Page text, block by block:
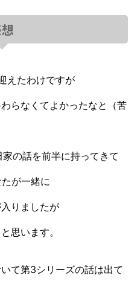
えたわけですが
らなくてよかったなと（苦
の話を前半に持ってきて
が一緒に
りましたが
思います。
て第3シリーズの話は出て